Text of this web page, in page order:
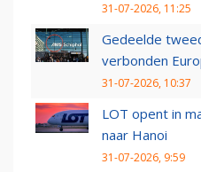
31-07-2026, 11:25
Gedeelde
verbonden
31-07-2026, 10:37
LOT opent in
naar Hanoi
31-07-2026, 9:59